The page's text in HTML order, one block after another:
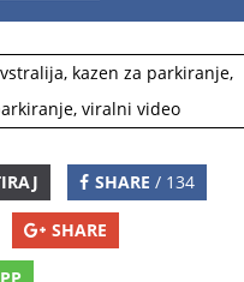
, kazen za parkiranje,
, viralni video
SHARE / 134
SHARE